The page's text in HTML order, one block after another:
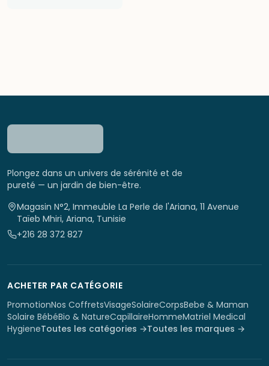
Plongez dans un univers de sérénité et de
pureté — un jardin de bien-être.
Magasin N°2, Immeuble La Perle de l'Ariana, 11 Avenue
Taïeb Mhiri, Ariana, Tunisie
+216 28 372 827
ACHETER PAR CATÉGORIE
PromotionNos CoffretsVisageSolaireCorpsBebe & Maman
Solaire BébéBio & NatureCapillaireHommeMatriel Medical
HygieneToutes les catégories →Toutes les marques →